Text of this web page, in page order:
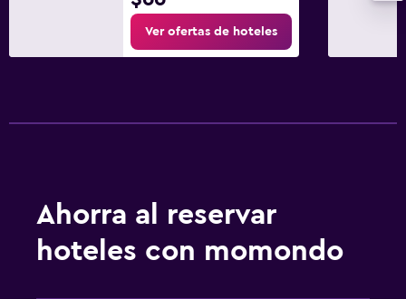
Cámaras CCTV en zonas comunes
Botiquín de primeros auxilios
Estacionamiento y transporte
Estacionamiento gratuito
Ver ofertas de hoteles
Ahorra al reservar
hoteles con momondo